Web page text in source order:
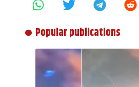
Popular publications